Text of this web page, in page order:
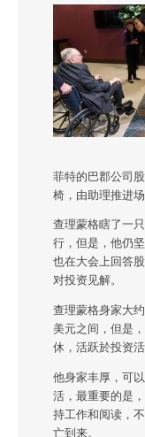
菲特的巴郡公司
椅，由助理推进场
查理蒙格瞎了一
行，但是，他仍
也在大会上回答
对投资见解。
查理蒙格身家大
美元之间，但是
休，活跃於投资活
他身家丰厚，可
活，最重要的是
持工作和阅读，
亡到来。